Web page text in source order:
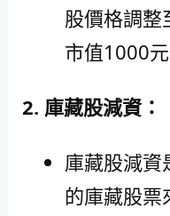
股價格調整
市值1000元
2. 庫藏股減資：
庫藏股減資
的庫藏股票